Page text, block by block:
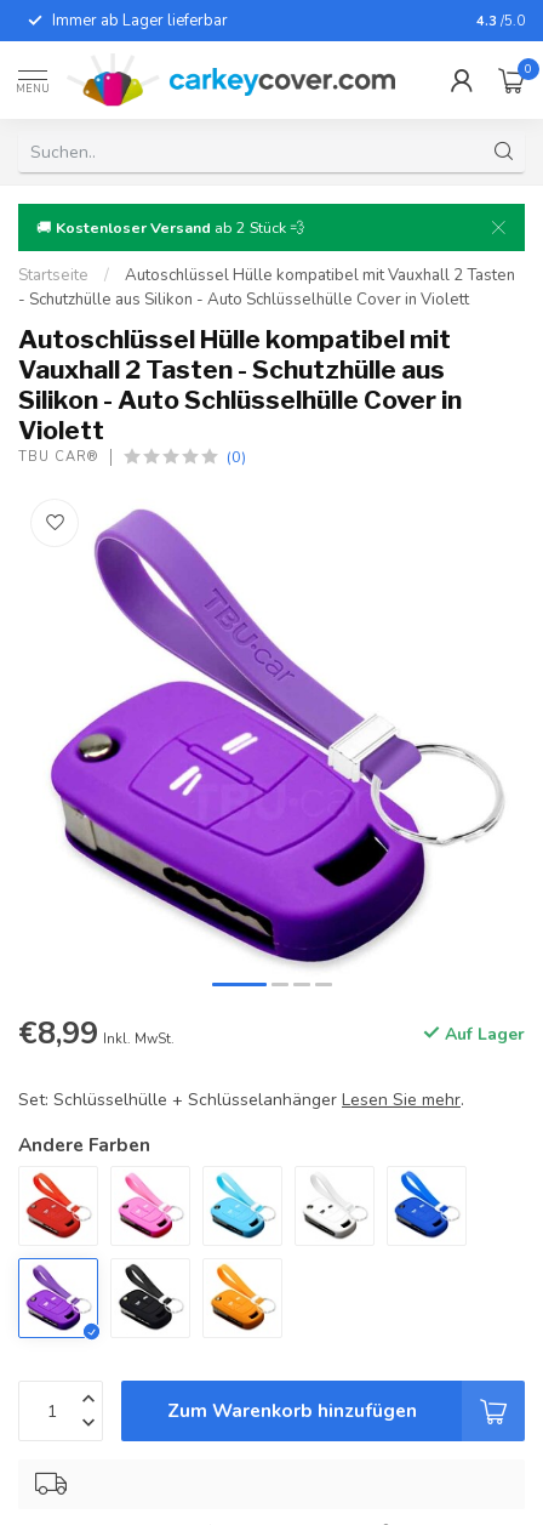
Immer ab Lager lieferbar Für fast
4.3 /5.0
MENU
0
🚚 Kostenloser Versand ab 2 Stück 💨
Startseite /
Autoschlüssel Hülle kompatibel mit Vauxhall 2 Tasten
- Schutzhülle aus Silikon - Auto Schlüsselhülle Cover in Violett
Autoschlüssel Hülle kompatibel mit
Vauxhall 2 Tasten - Schutzhülle aus
Silikon - Auto Schlüsselhülle Cover in
Violett
TBU CAR® (0)
€8,99 Inkl. MwSt. Auf Lager
Set: Schlüsselhülle + Schlüsselanhänger Lesen Sie mehr.
Andere Farben
Zum Warenkorb hinzufügen